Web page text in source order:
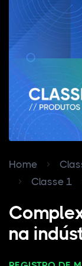
Home
Classe 1
na